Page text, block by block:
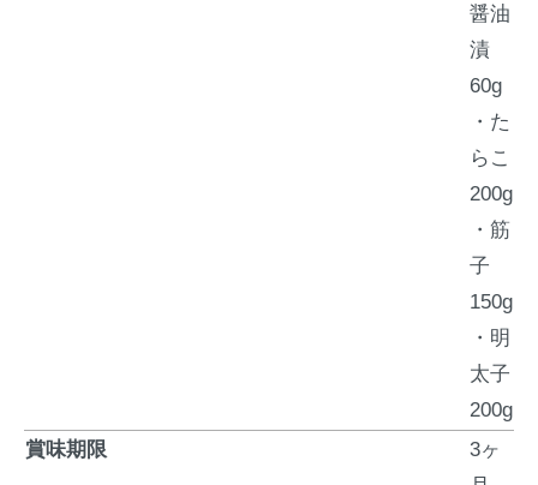
醤油
漬
60g
・た
らこ
200g
・筋
子
150g
・明
太子
200g
賞味期限
3ヶ